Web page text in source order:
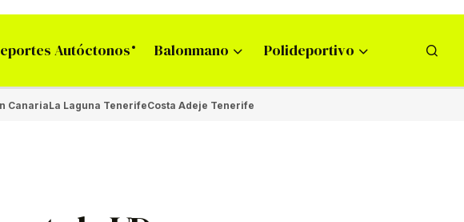
Autóctonos Balonmano Polideportivo
CanariaLa Laguna TenerifeCosta Adeje Tenerife